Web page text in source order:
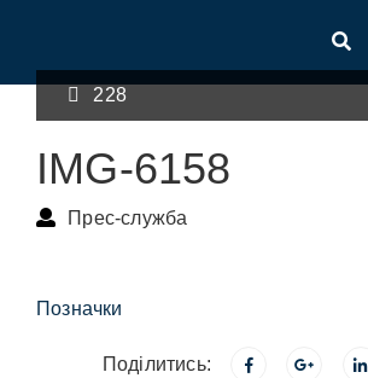
228
IMG-6158
Прес-служба
Позначки
Поділитись: